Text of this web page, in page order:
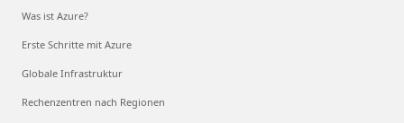
Was ist Azure?
Erste Schritte mit Azure
Globale Infrastruktur
Rechenzentren nach Regionen